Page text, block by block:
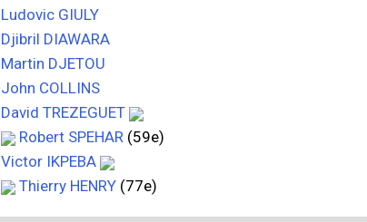
Ludovic GIULY
Djibril DIAWARA
Martin DJETOU
John COLLINS
David TREZEGUET
Robert SPEHAR (59e)
Victor IKPEBA
Thierry HENRY (77e)